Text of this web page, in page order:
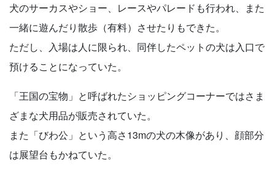
犬のサーカスやショー、レースやパレードも行われ、また
一緒に遊んだり散歩（有料）させたりもできた。
ただし、入場は人に限られ、同伴したペットの犬は入口で
預けることになっていた。
「王国の宝物」と呼ばれたショッピングコーナーではさま
ざまな犬用品が販売されていた。
また「びわ公」という高さ13mの犬の木像があり、顔部分
は展望台もかねていた。